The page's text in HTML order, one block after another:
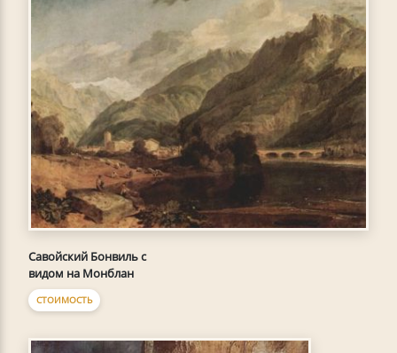
Савойский Бонвиль с
видом на Монблан
СТОИМОСТЬ